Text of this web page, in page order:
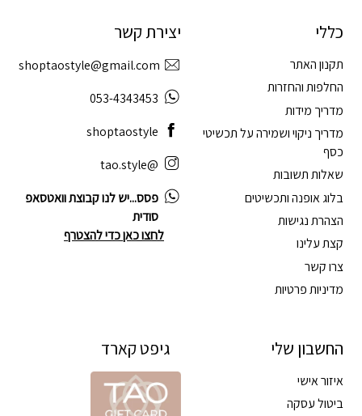
כללי
תקנון האתר
החלפות והחזרות
מדריך מידות
מדריך ניקוי ושמירה על תכשיטי
כסף
שאלות תשובות
בלוג אופנה ותכשיטים
הצהרת נגישות
קצת עלינו
צרו קשר
מדיניות פרטיות
החשבון שלי
איזור אישי
ביטול עסקה
יצירת קשר
shoptaostyle@gmail.com
053-4343453
shoptaostyle
@tao.style
פסס...יש לנו קבוצת וואטסאפ
סודית
לחצו כאן כדי להצטרף
גיפט קארד